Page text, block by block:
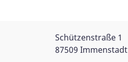
Schützenstraße 1
87509 Immenstadt